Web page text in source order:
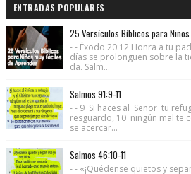
ENTRADAS POPULARES
25 Versículos Bíblicos para
- - Éxodo 20:12 Honra a tu
días se prolonguen sobre la
da. Salm...
Salmos 91:9-11
- - 9 Si haces al Señor tu
resguardo, 10 ningún mal
se acercar...
Salmos 46:10-11
- - «¡Quédense quietos y